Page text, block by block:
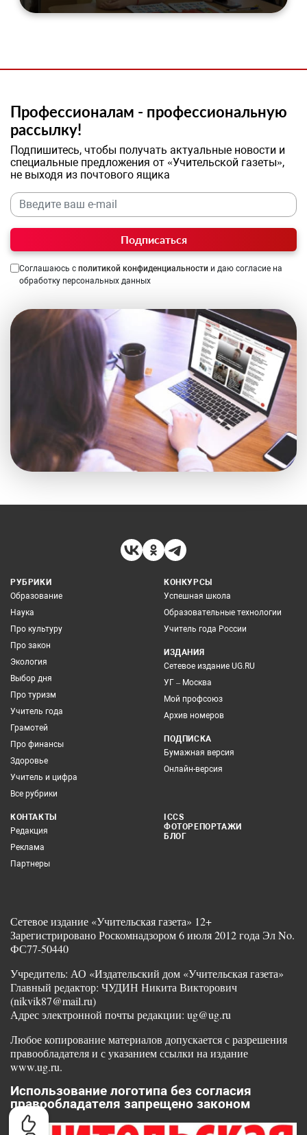
Профессионалам - профессиональную
рассылку!
Подпишитесь, чтобы получать актуальные новости и
специальные предложения от «Учительской газеты»,
не выходя из почтового ящика
Подписаться
Соглашаюсь с политикой конфиденциальности и даю согласие на
обработку персональных данных
РУБРИКИ
Образование
Наука
Про культуру
Про закон
Экология
Выбор дня
Про туризм
Учитель года
Грамотей
Про финансы
Здоровье
Учитель и цифра
Все рубрики
КОНКУРСЫ
Успешная школа
Образовательные технологии
Учитель года России
ИЗДАНИЯ
Сетевое издание UG.RU
УГ – Москва
Мой профсоюз
Архив номеров
ПОДПИСКА
Бумажная версия
Онлайн-версия
КОНТАКТЫ
Редакция
Реклама
Партнеры
ICCS
ФОТОРЕПОРТАЖИ
БЛОГ
Сетевое издание «Учительская газета» 12+
Зарегистрировано Роскомнадзором 6 июля 2012 года Эл No.
ФС77-50440
Учредитель: АО «Издательский дом «Учительская газета»
Главный редактор: ЧУДИН Никита Викторович
(nikvik87@mail.ru)
Адрес электронной почты редакции: ug@ug.ru
Любое копирование материалов допускается с разрешения
правообладателя и с указанием ссылки на издание
www.ug.ru.
Использование логотипа без согласия
правообладателя запрещено законом